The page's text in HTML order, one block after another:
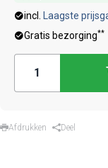
incl.
Laagste
Gratis bezorging**
Afdrukken Deel